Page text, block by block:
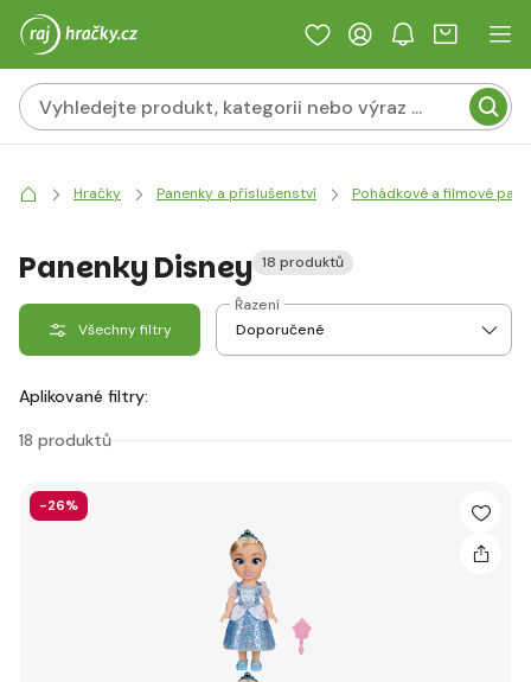
Hračky Panenky a příslušenství Pohádkové a filmové
Panenky Disney 18 produktů
Všechny filtry
Řazení
Aplikované filtry:
18 produktů
-26%